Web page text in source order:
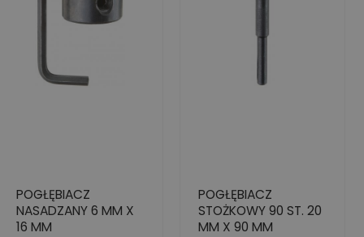
POGŁĘBIACZ
NASADZANY 6 MM X
16 MM
POGŁĘBIACZ
STOŻKOWY 90 ST. 20
MM X 90 MM